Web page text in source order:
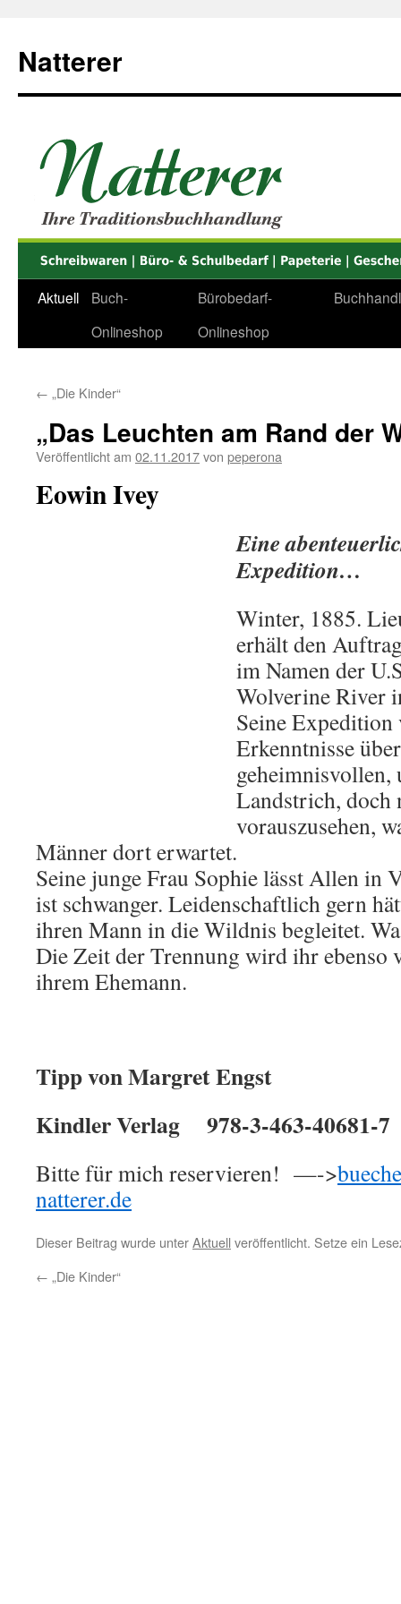
springen
Natterer
Aktuell
Buch-
Onlineshop
Bürobedarf-
Onlineshop
← „Die Kinder“
„Das Leuchten am Rand der
Veröffentlicht am 02.11.2017von peperona
Eowin Ivey
Eine
Expedition…
Winter, 1885.
erhält den
im Namen der
Wolverine River
Seine
Erkenntnisse
geheimnisvollen,
Landstrich, doch
vorauszusehen,
Männer dort erwartet.
Seine junge Frau Sophie lässt Allen in
ist schwanger. Leidenschaftlich gern
ihren Mann in die Wildnis begleitet.
Die Zeit der Trennung wird ihr
ihrem Ehemann.
Tipp von Margret Engst
Kindler Verlag 978-3-463-40681-
Bitte für mich reservieren! —->
natterer.de
Dieser Beitrag wurde unterAktuell veröffentlicht. Setze ein
← „Die Kinder“